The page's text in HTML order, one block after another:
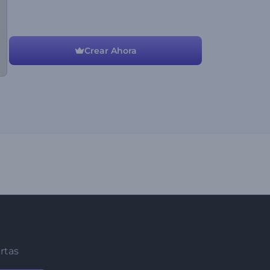
Crear Ahora